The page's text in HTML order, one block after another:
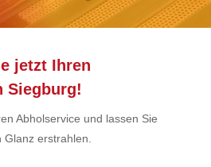
jetzt Ihren
Siegburg!
Abholservice und lassen Sie
erstrahlen.